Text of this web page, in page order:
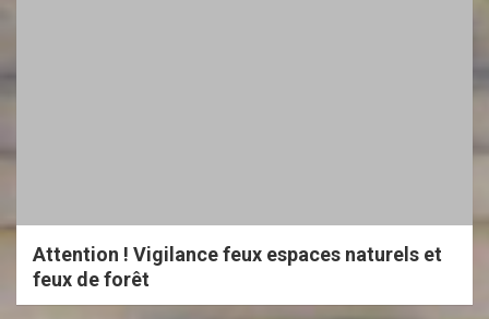
Attention ! Vigilance feux espaces naturels et
feux de forêt